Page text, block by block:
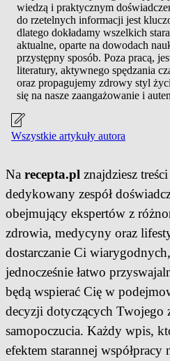
wiedzą i praktycznym
do rzetelnych informacji jest
dlatego dokładamy wszelkich
aktualne, oparte na dowodach
przystępny sposób. Poza pracą,
literatury, aktywnego spędzania
oraz propagujemy zdrowy styl
się na nasze zaangażowanie i
Wszystkie artykuły autora
Na recepta.pl znajdziesz
dedykowany zespół
obejmujący ekspertów z
zdrowia, medycyny oraz
dostarczanie Ci
jednocześnie łatwo
będą wspierać Cię w
decyzji dotyczących Twojego
samopoczucia. Każdy wpis,
efektem starannej